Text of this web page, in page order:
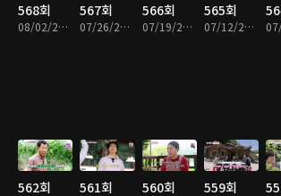
568회
08/02/2026 • 54분
567회
07/26/2026 • 53분
566회
07/19/2026 • 54분
565회
07/12/2026 • 54분
562회 561회 560회 559회